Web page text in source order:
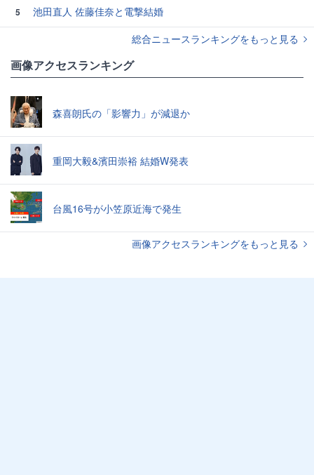
5
池田直人 佐藤佳奈と電撃結婚
総合ニュースランキングをもっと見る
画像アクセスランキング
森喜朗氏の「影響力」が減退か
重岡大毅&濱田崇裕 結婚W発表
台風16号が小笠原近海で発生
画像アクセスランキングをもっと見る